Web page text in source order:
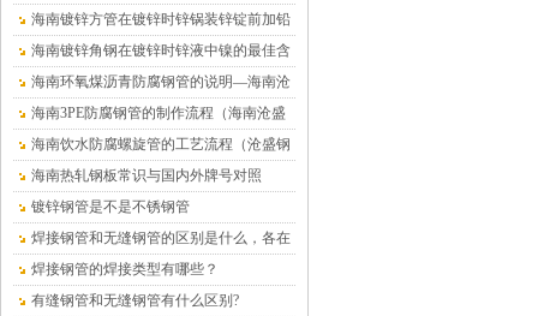
铁
海南镀锌方管在镀锌时锌锅装锌锭前加铅
的危害—海南沧盛钢铁
海南镀锌角钢在镀锌时锌液中镍的最佳含
量值—沧盛钢铁
海南环氧煤沥青防腐钢管的说明—海南沧
盛钢铁
海南3PE防腐钢管的制作流程（海南沧盛
钢铁）
海南饮水防腐螺旋管的工艺流程（沧盛钢
铁）
海南热轧钢板常识与国内外牌号对照
镀锌钢管是不是不锈钢管
焊接钢管和无缝钢管的区别是什么，各在
什么情况下使用？
焊接钢管的焊接类型有哪些？
有缝钢管和无缝钢管有什么区别?